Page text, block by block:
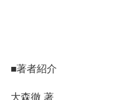
■著者紹介
大森徹 著